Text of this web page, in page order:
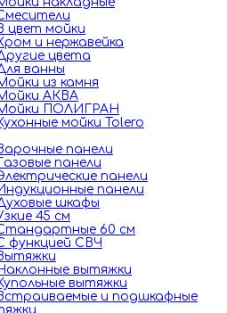
цвет мойки
и нержавейка
цвета
ванны
из камня
АКВА
ПОЛИГРАН
мойки Tolero
панели
панели
панели
панели
шкафы
45 см
60 см
функцией СВЧ
вытяжки
вытяжки
и подшкафные